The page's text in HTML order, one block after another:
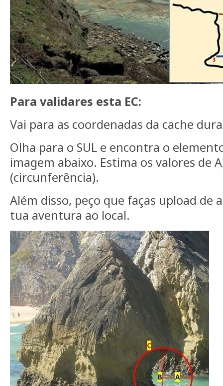
Para validares esta EC:
Vai para as coordenadas da cache
Olha para o SUL e encontra o
imagem abaixo. Estima os valores de
(circunferência).
Além disso, peço que faças upload de
tua aventura ao local.